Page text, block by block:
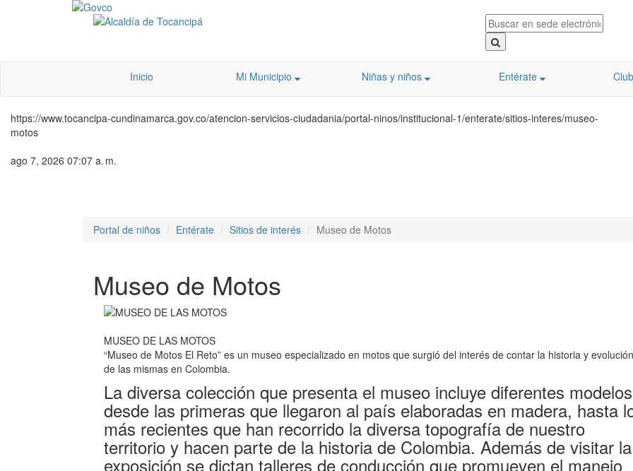
Inicio Mi Municipio Niñas y niños Entérate
https://www.tocancipa-cundinamarca.gov.co/atencion-servicios-ciudadania/portal-ninos/institucional-1/enterate/sitios-interes/museo-
motos
ago 7, 2026 07:07 a. m.
Portal de niños Entérate Sitios de interés Museo de Motos
Museo de Motos
MUSEO DE LAS MOTOS
“Museo de Motos El Reto” es un museo especializado en motos que surgió del interés de contar la historia y evolución
de las mismas en Colombia.
La diversa colección que presenta el museo incluye diferentes modelos
desde las primeras que llegaron al país elaboradas en madera, hasta
más recientes que han recorrido la diversa topografía de nuestro
territorio y hacen parte de la historia de Colombia. Además de visitar la
exposición se dictan talleres de conducción que promueven el manejo